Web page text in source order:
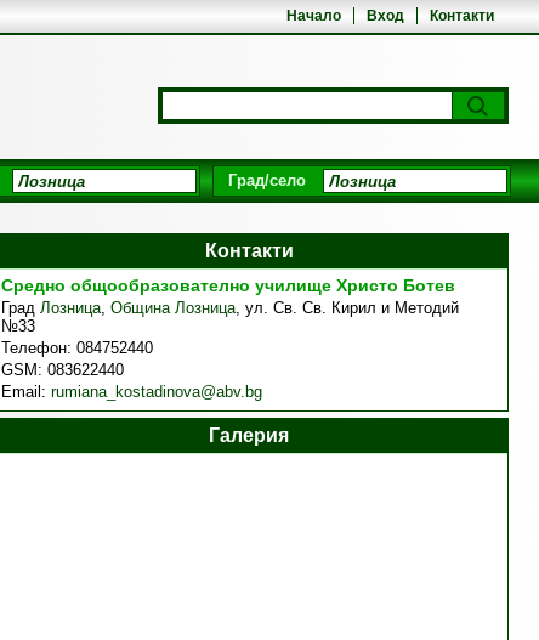
Начало Вход Контакти
Град/село
Контакти
Средно общообразователно училище Христо Ботев
Град Лозница, Община Лозница, ул. Св. Св. Кирил и Методий
№33
Телефон: 084752440
GSM: 083622440
Email: rumiana_kostadinova@abv.bg
Галерия